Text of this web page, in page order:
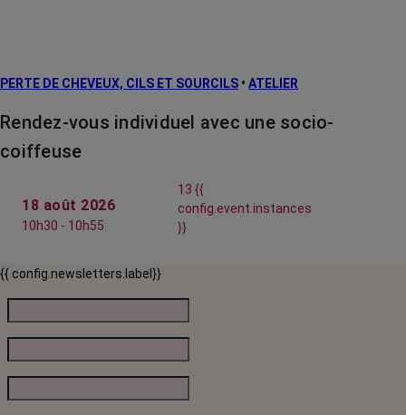
PERTE DE CHEVEUX, CILS ET SOURCILS • ATELIER
Rendez-vous individuel avec une socio-
coiffeuse
18 août 2026
10h30 - 10h55
13 {{
config.event.instances
}}
{{ config.newsletters.label}}